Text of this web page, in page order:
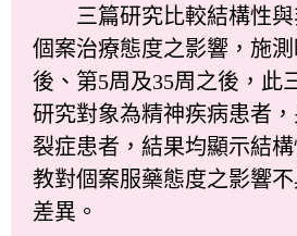
三篇研究比較結構性與
個案治療態度之影響，施
後、第5周及35周之後，此
研究對象為精神疾病患者
裂症患者，結果均顯示結
教對個案服藥態度之影響
差異。